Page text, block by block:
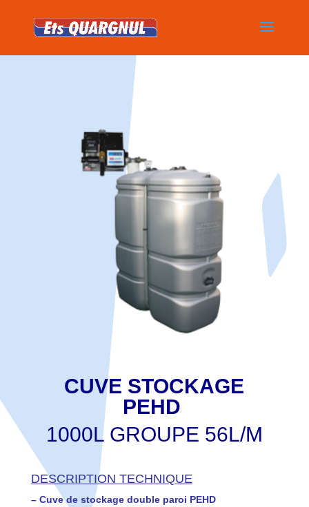
CUVE STOCKAGE
PEHD
1000L GROUPE 56L/M
DESCRIPTION TECHNIQUE
– Cuve de stockage double paroi PEHD